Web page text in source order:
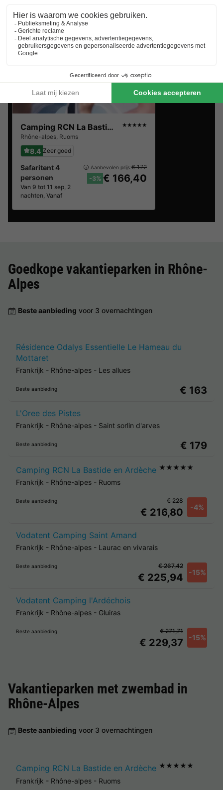
Camping RCN La Bastide en Ardèche ★★★★★
Rhône-alpes, Ruoms
8.4 Zeer goed
Safaritent 4
personen
Van 9 tot 11 sep, 2
nachten, Vanaf
Aanbevolen prijs:€ 172
-3% € 166,40
Goedkope vakantieparken in Rhône-
Alpes
Beste aanbieding voor 3 overnachtingen
Résidence Odalys Essentielle Le Hameau du
Mottaret
Frankrijk - Rhône-alpes - Les allues
Beste aanbieding € 163
L'Oree des Pistes
Frankrijk - Rhône-alpes - Saint sorlin d'arves
Beste aanbieding € 179
Camping RCN La Bastide en Ardèche ★★★★★
Frankrijk - Rhône-alpes - Ruoms
Beste aanbieding
€ 216,80 -4%
€ 228
Vodatent Camping Saint Amand
Frankrijk - Rhône-alpes - Laurac en vivarais
Beste aanbieding
€ 225,94 -15%
€ 267,42
Vodatent Camping l'Ardéchois
Frankrijk - Rhône-alpes - Gluiras
Beste aanbieding
€ 229,37 -15%
€ 271,71
Vakantieparken met zwembad in
Rhône-Alpes
Beste aanbieding voor 3 overnachtingen
Camping RCN La Bastide en Ardèche ★★★★★
Frankrijk - Rhône-alpes - Ruoms